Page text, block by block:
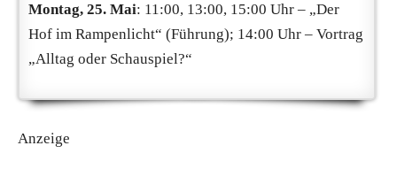
Montag, 25. Mai: 11:00, 13:00, 15:00 Uhr – „Der
Hof im Rampenlicht“ (Führung); 14:00 Uhr – Vortrag
„Alltag oder Schauspiel?“
Anzeige